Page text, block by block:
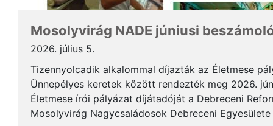
Mosolyvirág NADE júniusi
2026. július 5.
Tizennyolcadik alkalommal díjazták az Életmese
Ünnepélyes keretek között rendezték meg 2026.
Életmese írói pályázat díjátadóját a Debreceni
Mosolyvirág Nagycsaládosok Debreceni